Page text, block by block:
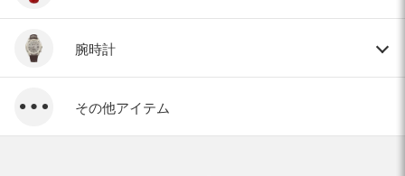
腕時計
その他アイテム